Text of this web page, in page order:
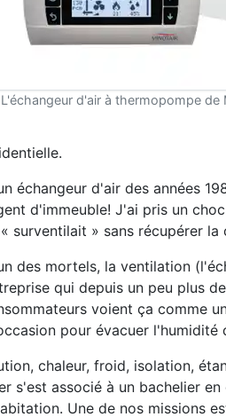
L'échangeur d'air à thermopompe
échangeur d'air des années
d'immeuble! J'ai pris un
surventilait » sans récupérer la
des mortels, la ventilation
qui depuis un peu plus
voient ça comme
pour évacuer
chaleur, froid, isolation,
s'est associé à un bachelier
Une de nos missions